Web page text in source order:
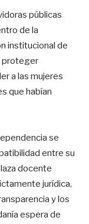
públicas
de la
institucional de
proteger
a las mujeres
que habían
se
entre su
docente
jurídica,
y los
espera de